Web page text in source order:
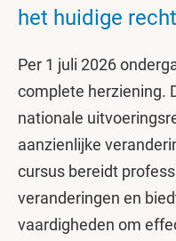
het huidige
Per 1 juli 2026
complete herziening.
nationale
aanzienlijke
cursus bereidt
veranderingen en
vaardigheden om